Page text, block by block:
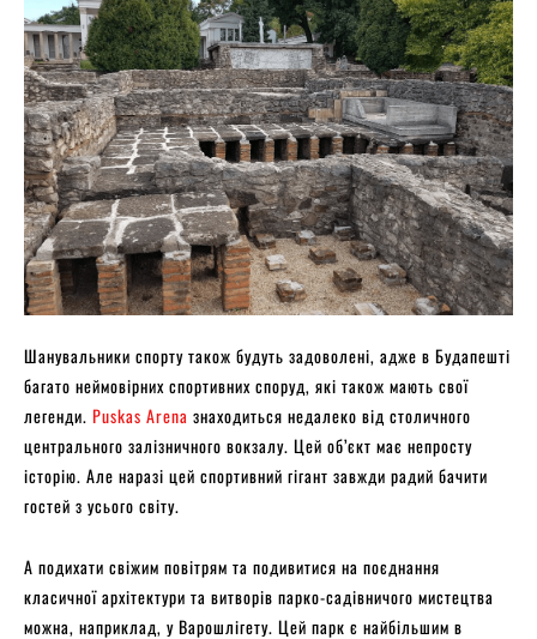
Шанувальники спорту також будуть задоволені, адже в Будапешті
багато неймовірних спортивних споруд, які також мають свої
легенди. Puskas Arena знаходиться недалеко від столичного
центрального залізничного вокзалу. Цей об’єкт має непросту
історію. Але наразі цей спортивний гігант завжди радий бачити
гостей з усього світу.
А подихати свіжим повітрям та подивитися на поєднання
класичної архітектури та витворів парко-садівничого мистецтва
можна, наприклад, у Варошлігету. Цей парк є найбільшим в